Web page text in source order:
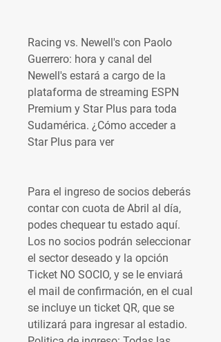
Racing vs. Newell's con Paolo
Guerrero: hora y canal del
Newell's estará a cargo de la
plataforma de streaming ESPN
Premium y Star Plus para toda
Sudamérica. ¿Cómo acceder a
Star Plus para ver
Para el ingreso de socios deberás
contar con cuota de Abril al día,
podes chequear tu estado aquí.
Los no socios podrán seleccionar
el sector deseado y la opción
Ticket NO SOCIO, y se le enviará
el mail de confirmación, en el cual
se incluye un ticket QR, que se
utilizará para ingresar al estadio.